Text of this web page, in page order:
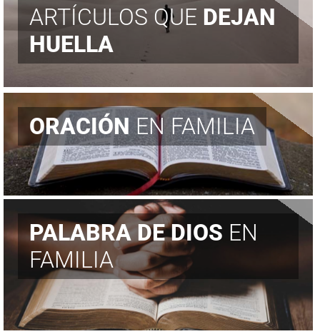
ARTÍCULOS QUE DEJAN
HUELLA
ORACIÓN EN FAMILIA
PALABRA DE DIOS EN
FAMILIA